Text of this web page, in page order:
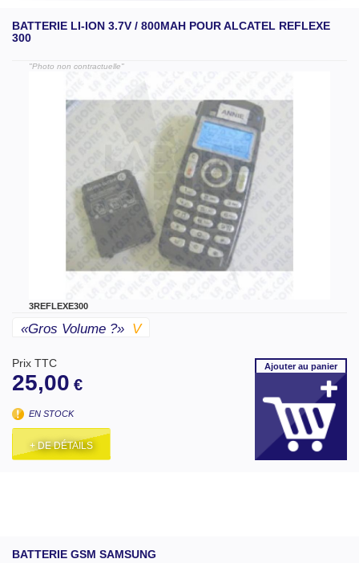
BATTERIE LI-ION 3.7V / 800MAH POUR ALCATEL REFLEXE
300
"Photo non contractuelle"
3REFLEXE300
«gros Volume ?» V
Prix TTC
25,00 €
EN STOCK
+ DE DÉTAILS
Ajouterau panier
BATTERIE GSM SAMSUNG